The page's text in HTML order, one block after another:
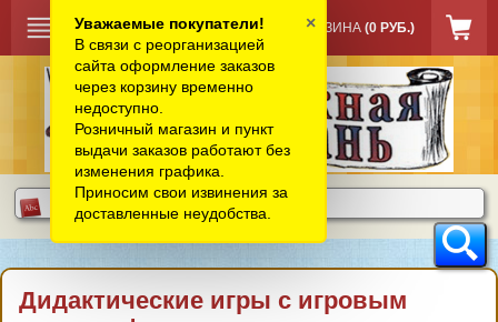
КОРЗИНА (0 РУБ.)
Дидактические игры с игровым
Уважаемые покупатели!
В связи с реорганизацией
сайта оформление заказов
через корзину временно
недоступно.
Розничный магазин и пункт
выдачи заказов работают без
изменения графика.
Приносим свои извинения за
доставленные неудобства.
×